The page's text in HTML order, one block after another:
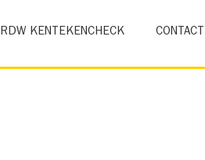
RDW KENTEKENCHECK CONTACT